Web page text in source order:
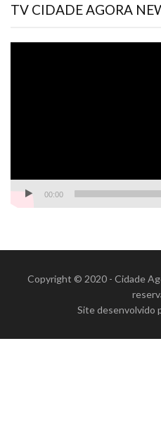
TV CIDADE AGORA
00:00
Copyright © 2020 - Cidade
Site desenvolvido